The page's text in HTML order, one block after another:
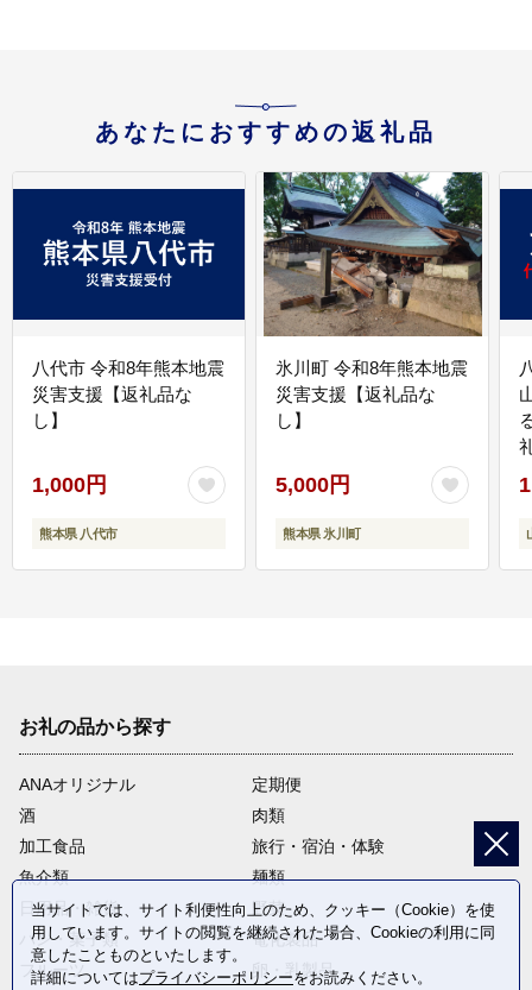
あなたにおすすめの返礼品
八代市 令和8年熊本地震
災害支援【返礼品な
し】
1,000円
熊本県 八代市
氷川町 令和8年熊本地震
災害支援【返礼品な
し】
5,000円
熊本県 氷川町
お礼の品から探す
ANAオリジナル
定期便
酒
肉類
加工食品
旅行・宿泊・体験
魚介類
麺類
日用品・雑貨
野菜
パン・菓子類
電化製品
フルーツ
卵・乳製品
当サイトでは、サイト利便性向上のため、クッキー（Cookie）を使
用しています。サイトの閲覧を継続された場合、Cookieの利用に同
意したことものといたします。
詳細についてはプライバシーポリシーをお読みください。